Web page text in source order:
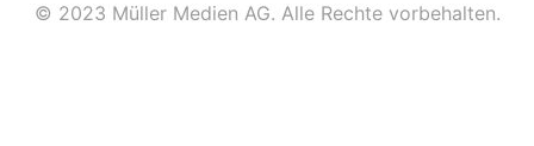
© 2023 Müller Medien AG. Alle Rechte vorbehalten.